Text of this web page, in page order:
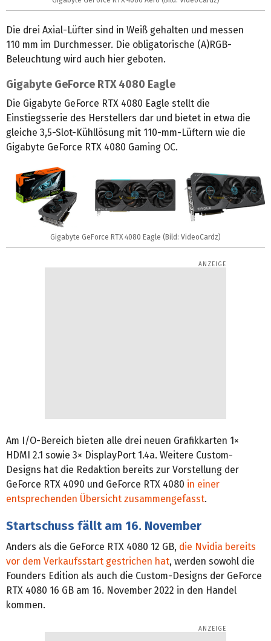
Die drei Axial-Lüfter sind in Weiß gehalten und messen
110 mm im Durchmesser. Die obligatorische (A)RGB-
Beleuchtung wird auch hier geboten.
Gigabyte GeForce RTX 4080 Eagle
Die Gigabyte GeForce RTX 4080 Eagle stellt die
Einstiegsserie des Herstellers dar und bietet in etwa die
gleiche 3,5-Slot-Kühllösung mit 110-mm-Lüftern wie die
Gigabyte GeForce RTX 4080 Gaming OC.
Gigabyte GeForce RTX 4080 Eagle (Bild: VideoCardz)
Am I/O-Bereich bieten alle drei neuen Grafikkarten 1×
HDMI 2.1 sowie 3× DisplayPort 1.4a. Weitere Custom-
Designs hat die Redaktion bereits zur Vorstellung der
GeForce RTX 4090 und GeForce RTX 4080 in einer
entsprechenden Übersicht zusammengefasst.
Startschuss fällt am 16. November
Anders als die GeForce RTX 4080 12 GB, die Nvidia bereits
vor dem Verkaufsstart gestrichen hat, werden sowohl die
Founders Edition als auch die Custom-Designs der GeForce
RTX 4080 16 GB am 16. November 2022 in den Handel
kommen.